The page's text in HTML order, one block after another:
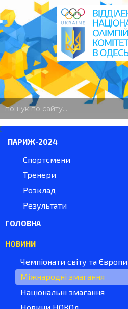
пошук
по
ПАРИЖ-2024
Спортсмени
Тренери
Розклад
Результати
ГОЛОВНА
НОВИНИ
Чемпіонати світу та Європи
Міжнародні змагання
Національні змагання